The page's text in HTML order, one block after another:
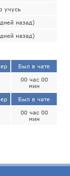
учусь
назад)
назад)
Был в чате
00 час 00
мин
Был в чате
00 час 00
мин